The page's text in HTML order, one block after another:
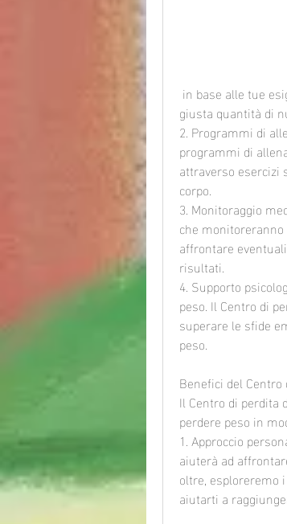
giusta quantità di
2. Programmi di
programmi di
attraverso esercizi
corpo.
3. Monitoraggio
che
affrontare
risultati.
4. Supporto
peso. Il Centro di
superare le sfide
peso.
Benefici del
Il Centro di perdita
perdere peso in
1. Approccio
aiuterà ad
oltre, esploreremo
aiutarti a